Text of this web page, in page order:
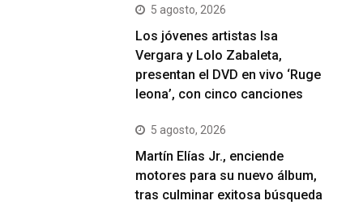
5 agosto, 2026
Los jóvenes artistas Isa
Vergara y Lolo Zabaleta,
presentan el DVD en vivo ‘Ruge
leona’, con cinco canciones
5 agosto, 2026
Martín Elías Jr., enciende
motores para su nuevo álbum,
tras culminar exitosa búsqueda